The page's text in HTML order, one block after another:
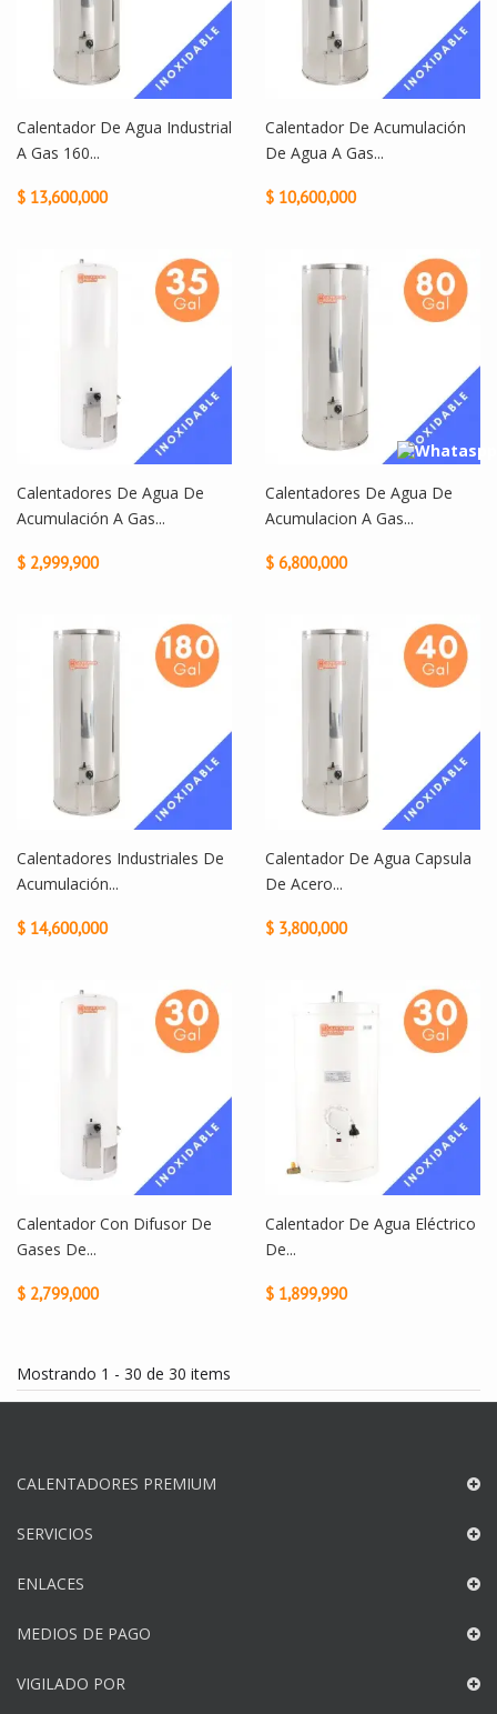
Calentador De Agua Industrial
A Gas 160...
$ 13,600,000
Calentador De Acumulación
De Agua A Gas...
$ 10,600,000
Calentadores De Agua De
Acumulación A Gas...
$ 2,999,900
Calentadores De Agua De
Acumulacion A Gas...
$ 6,800,000
Calentadores Industriales De
Acumulación...
$ 14,600,000
Calentador De Agua Capsula
De Acero...
$ 3,800,000
Calentador Con Difusor De
Gases De...
$ 2,799,000
Calentador De Agua Eléctrico
De...
$ 1,899,990
Mostrando 1 - 30 de 30 items
CALENTADORES PREMIUM
SERVICIOS
ENLACES
MEDIOS DE PAGO
VIGILADO POR